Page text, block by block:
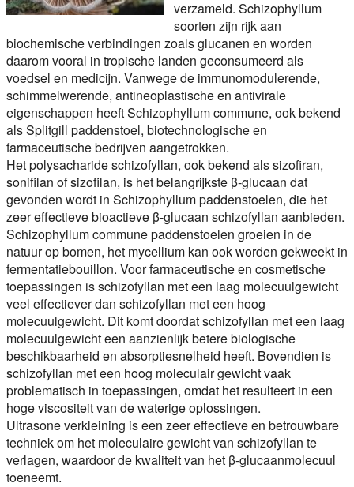
verzameld. Schizophyllum
soorten zijn rijk aan
biochemische verbindingen zoals glucanen en worden
daarom vooral in tropische landen geconsumeerd als
voedsel en medicijn. Vanwege de immunomodulerende,
schimmelwerende, antineoplastische en antivirale
eigenschappen heeft Schizophyllum commune, ook bekend
als Splitgill paddenstoel, biotechnologische en
farmaceutische bedrijven aangetrokken.
Het polysacharide schizofyllan, ook bekend als sizofiran,
sonifilan of sizofilan, is het belangrijkste β-glucaan dat
gevonden wordt in Schizophyllum paddenstoelen, die het
zeer effectieve bioactieve β-glucaan schizofyllan aanbieden.
Schizophyllum commune paddenstoelen groeien in de
natuur op bomen, het mycellium kan ook worden gekweekt in
fermentatiebouillon. Voor farmaceutische en cosmetische
toepassingen is schizofyllan met een laag molecuulgewicht
veel effectiever dan schizofyllan met een hoog
molecuulgewicht. Dit komt doordat schizofyllan met een laag
molecuulgewicht een aanzienlijk betere biologische
beschikbaarheid en absorptiesnelheid heeft. Bovendien is
schizofyllan met een hoog moleculair gewicht vaak
problematisch in toepassingen, omdat het resulteert in een
hoge viscositeit van de waterige oplossingen.
Ultrasone verkleining is een zeer effectieve en betrouwbare
techniek om het moleculaire gewicht van schizofyllan te
verlagen, waardoor de kwaliteit van het β-glucaanmolecuul
toeneemt.